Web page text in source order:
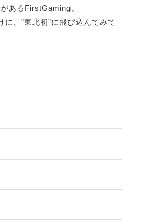
あるFirstGaming。
に、”東北初”に飛び込んでみて